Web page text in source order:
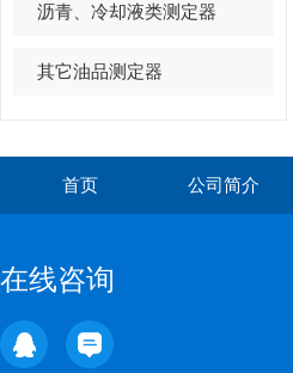
沥青、冷却液类测定器
其它油品测定器
首页 公司简介
在线咨询